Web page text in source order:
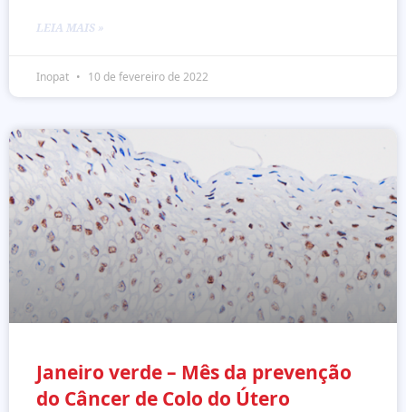
LEIA MAIS »
Inopat 10 de fevereiro de 2022
Janeiro verde – Mês da prevenção
do Câncer de Colo do Útero